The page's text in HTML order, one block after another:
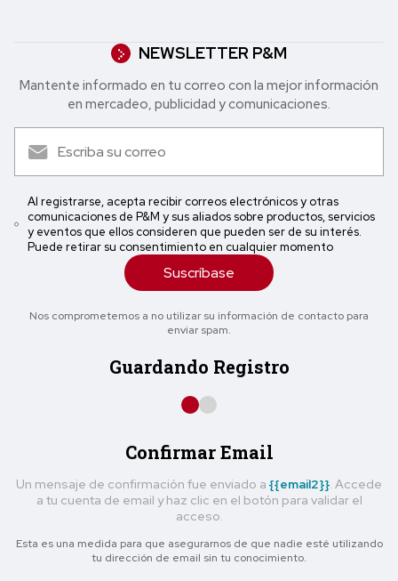
NEWSLETTER P&M
Mantente informado en tu correo con la mejor in formación
en mercadeo, publicidad y comunicaciones.
Al registrarse, acepta recibir correos electrónicos y otras
comunicaciones de P&M y sus aliados sobre productos, servicios
y eventos que ellos consideren que pueden ser de su interés.
Puede retirar su consentimiento en cualquier momento
Suscríbase
Nos comprometemos a no utilizar su información de contacto para
enviar spam.
Guardando Registro
Confirmar Email
Un mensaje de confirmación fue enviado a {{email2}} . Accede
a tu cuenta de email y haz clic en el botón para validar el
acceso.
Esta es una medida para que asegurarnos de que nadie esté utilizando
tu dirección de email sin tu conocimiento.